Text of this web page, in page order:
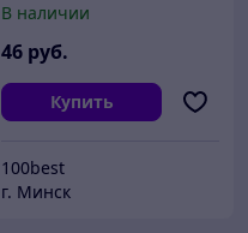
подставке (чугун)
В наличии
46 руб.
Купить
100best
г. Минск